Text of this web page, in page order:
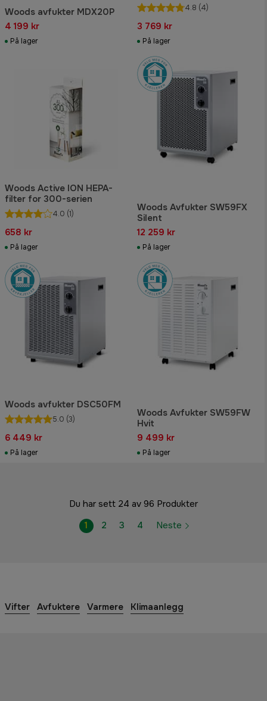
Woods avfukter MDX20P
4 199 kr
På lager
4.8 (4)
3 769 kr
På lager
Woods Active ION HEPA-
filter for 300-serien
4.0 (1)
658 kr
På lager
Woods Avfukter SW59FX
Silent
12 259 kr
På lager
Woods avfukter DSC50FM
5.0 (3)
6 449 kr
På lager
Woods Avfukter SW59FW
Hvit
9 499 kr
På lager
Du har sett 24 av 96 Produkter
1
2 3 4 Neste
Vifter Avfuktere Varmere Klimaanlegg